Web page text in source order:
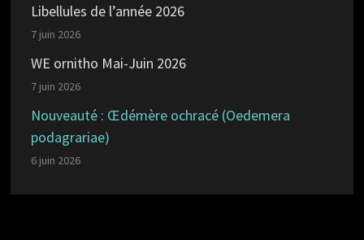
Libellules de l’année 2026
7 juin 2026
WE ornitho Mai-Juin 2026
7 juin 2026
Nouveauté : Œdémère ochracé (Oedemera
podagrariae)
6 juin 2026